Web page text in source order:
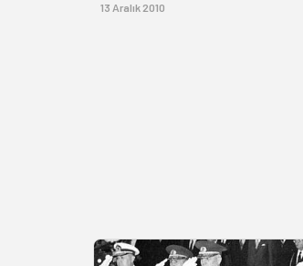
13 Aralık 2010